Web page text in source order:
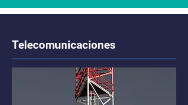
Telecomunicaciones